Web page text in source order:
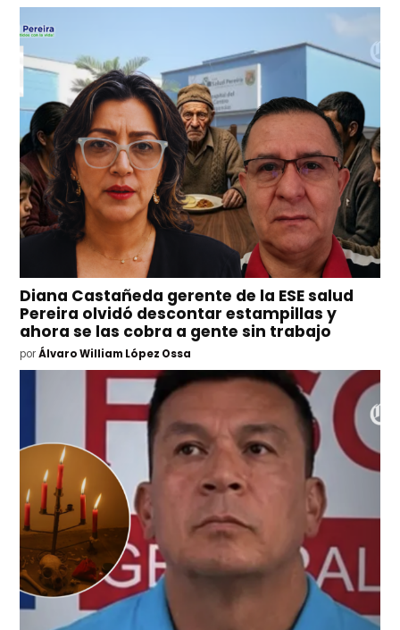
Diana Castañeda gerente de la ESE salud
Pereira olvidó descontar estampillas y
ahora se las cobra a gente sin trabajo
por Álvaro William López Ossa